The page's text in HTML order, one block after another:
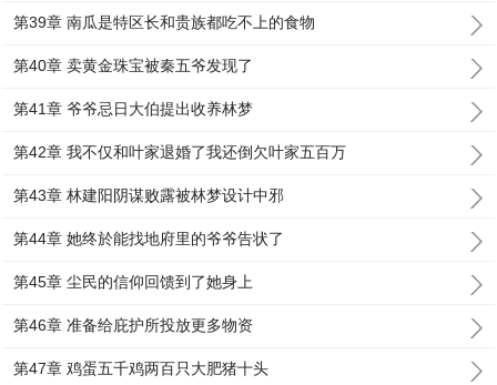
第39章 南瓜是特区长和贵族都吃不上的食物
第40章 卖黄金珠宝被秦五爷发现了
第41章 爷爷忌日大伯提出收养林梦
第42章 我不仅和叶家退婚了我还倒欠叶家五百万
第43章 林建阳阴谋败露被林梦设计中邪
第44章 她终於能找地府里的爷爷告状了
第45章 尘民的信仰回馈到了她身上
第46章 准备给庇护所投放更多物资
第47章 鸡蛋五千鸡两百只大肥猪十头